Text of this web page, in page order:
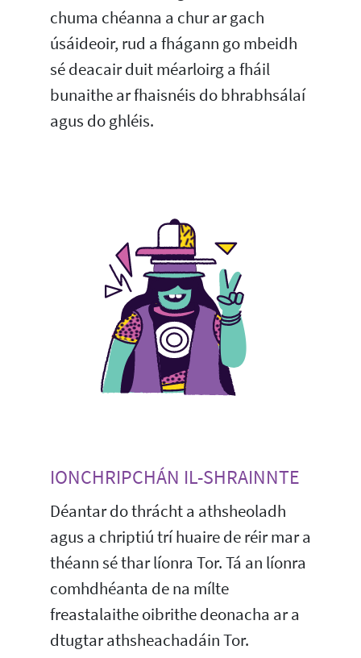
chuma chéanna a chur ar gach
úsáideoir, rud a fhágann go mbeidh
sé deacair duit méarloirg a fháil
bunaithe ar fhaisnéis do bhrabhsálaí
agus do ghléis.
IONCHRIPCHÁN IL-SHRAINNTE
Déantar do thrácht a athsheoladh
agus a chriptiú trí huaire de réir mar a
théann sé thar líonra Tor. Tá an líonra
comhdhéanta de na mílte
freastalaithe oibrithe deonacha ar a
dtugtar athsheachadáin Tor.